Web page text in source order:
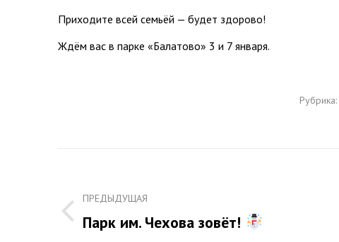
Приходите всей семьёй — будет здорово!
Ждём вас в парке «Балатово» 3 и 7 января.
Рубрика:
записям
ПРЕДЫДУЩАЯ
Предыдущая
Парк им. Чехова зовёт!